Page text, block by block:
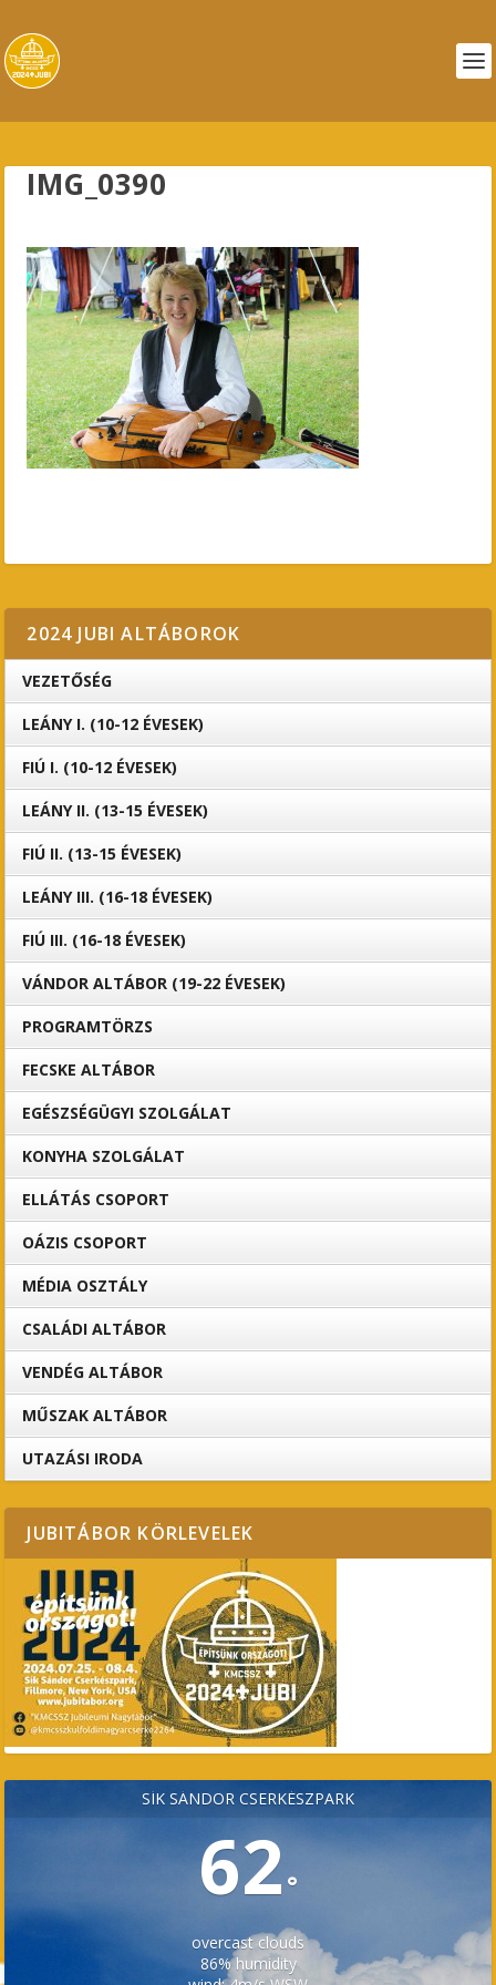
IMG_0390
2024 JUBI ALTÁBOROK
VEZETŐSÉG
LEÁNY I. (10-12 ÉVESEK)
FIÚ I. (10-12 ÉVESEK)
LEÁNY II. (13-15 ÉVESEK)
FIÚ II. (13-15 ÉVESEK)
LEÁNY III. (16-18 ÉVESEK)
FIÚ III. (16-18 ÉVESEK)
VÁNDOR ALTÁBOR (19-22 ÉVESEK)
PROGRAMTÖRZS
FECSKE ALTÁBOR
EGÉSZSÉGÜGYI SZOLGÁLAT
KONYHA SZOLGÁLAT
ELLÁTÁS CSOPORT
OÁZIS CSOPORT
MÉDIA OSZTÁLY
CSALÁDI ALTÁBOR
VENDÉG ALTÁBOR
MŰSZAK ALTÁBOR
UTAZÁSI IRODA
JUBITÁBOR KÖRLEVELEK
SÍK SÁNDOR CSERKÉSZPARK
62°
overcast clouds
86% humidity